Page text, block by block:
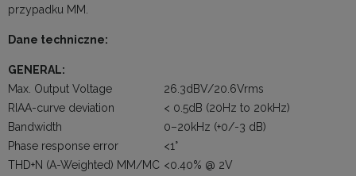
przypadku MM.
Dane techniczne:
GENERAL:
Max. Output Voltage
26.3dBV/20.6Vrms
RIAA-curve deviation
< 0.5dB (20Hz to 20kHz)
Bandwidth
0–20kHz (+0/-3 dB)
Phase response error
<1°
THD+N (A-Weighted) MM/MC <0.40% @ 2V